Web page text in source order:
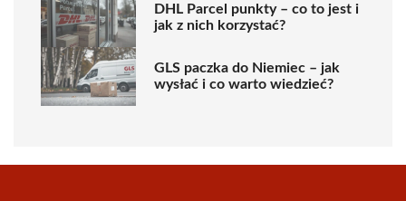
DHL Parcel punkty – co to jest i
jak z nich korzystać?
GLS paczka do Niemiec – jak
wysłać i co warto wiedzieć?